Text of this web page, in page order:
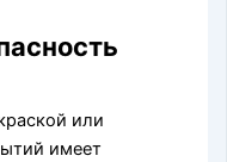
или
имеет